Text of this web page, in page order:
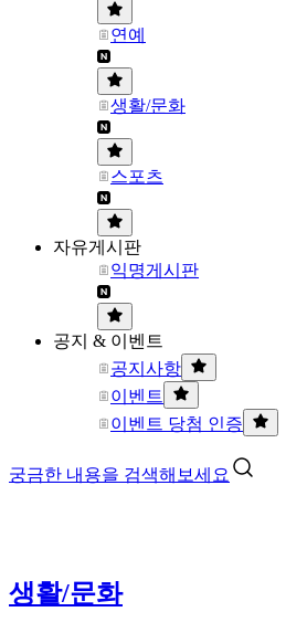
연예
생활/문화
스포츠
자유게시판
익명게시판
공지 & 이벤트
공지사항
이벤트
이벤트 당첨 인증
궁금한 내용을 검색해보세요
생활/문화